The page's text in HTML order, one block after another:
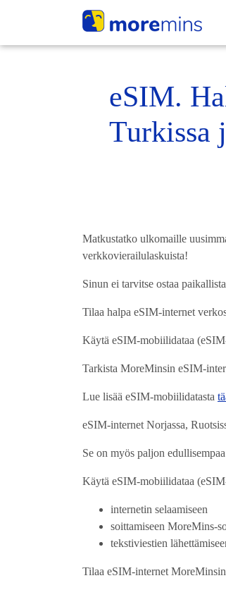
eSIM.
Turkissa
Matkustatko ulkomaille
verkkovierailulaskuista!
Sinun ei tarvitse ostaa
Tilaa halpa eSIM-internet
Käytä eSIM-mobiilidataa
Tarkista MoreMinsin eSIM-
Lue lisää eSIM-mobiilidatasta
eSIM-internet Norjassa,
Se on myös paljon
Käytä eSIM-mobiilidataa
internetin selaamiseen
soittamiseen MoreMins-
tekstiviestien
Tilaa eSIM-internet